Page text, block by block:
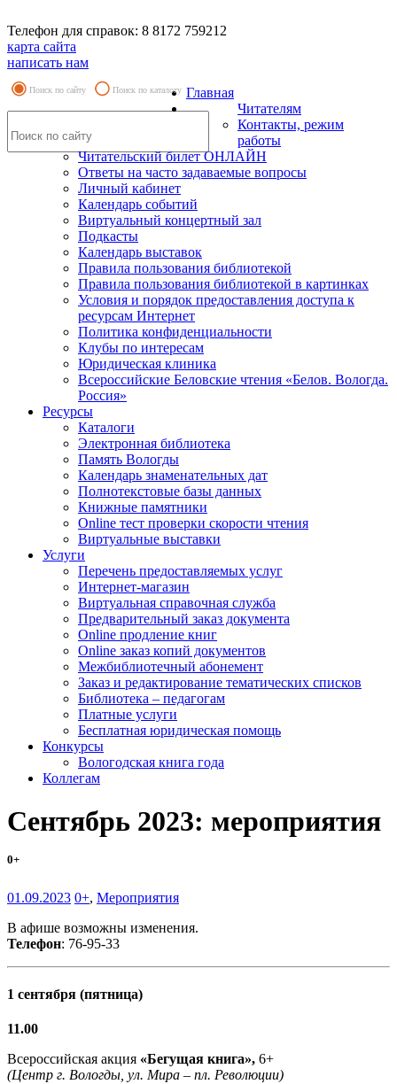
Телефон для справок: 8 8172 759212
карта сайта
написать нам
Поиск по сайту Поиск по каталогу Главная
Читателям
Контакты, режим
работы
Читательский билет ОНЛАЙН
Ответы на часто задаваемые вопросы
Личный кабинет
Календарь событий
Виртуальный концертный зал
Подкасты
Календарь выставок
Правила пользования библиотекой
Правила пользования библиотекой в картинках
Условия и порядок предоставления доступа к
ресурсам Интернет
Политика конфиденциальности
Клубы по интересам
Юридическая клиника
Всероссийские Беловские чтения «Белов. Вологда.
Россия»
Ресурсы
Каталоги
Электронная библиотека
Память Вологды
Календарь знаменательных дат
Полнотекстовые базы данных
Книжные памятники
Online тест проверки скорости чтения
Виртуальные выставки
Услуги
Перечень предоставляемых услуг
Интернет-магазин
Виртуальная справочная служба
Предварительный заказ документа
Online продление книг
Online заказ копий документов
Межбиблиотечный абонемент
Заказ и редактирование тематических списков
Библиотека – педагогам
Платные услуги
Бесплатная юридическая помощь
Конкурсы
Вологодская книга года
Коллегам
Сентябрь 2023: мероприятия
0+
01.09.2023 0+, Мероприятия
В афише возможны изменения.
Телефон: 76-95-33
1 сентября (пятница)
11.00
Всероссийская акция «Бегущая книга», 6+
(Центр г. Вологды, ул. Мира – пл. Революции)